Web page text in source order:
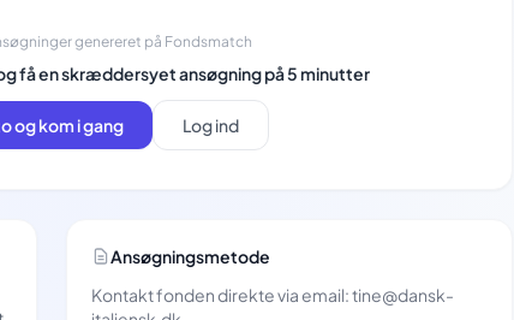
genereret på Fondsmatch
få en skræddersyet ansøgning på 5 minutter
og kom i gang Log ind
Ansøgningsmetode
Kontakt fonden direkte via email: tine@dansk-